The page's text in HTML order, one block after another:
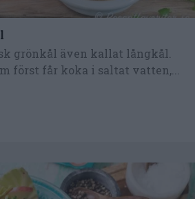
grönkål även kallat långkål.
först får koka i saltat vatten,...